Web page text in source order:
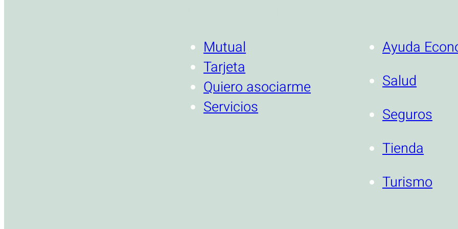
Mutual
Tarjeta
Quiero asociarme
Servicios
Ayuda
Salud
Seguros
Tienda
Turismo